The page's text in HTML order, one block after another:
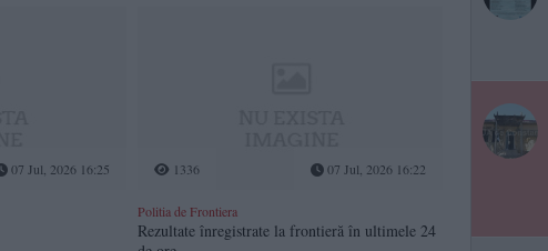
07 Jul, 2026 16:25 1336 07 Jul, 2026 16:22
Politia de Frontiera
Rezultate înregistrate la frontieră în ultimele 24